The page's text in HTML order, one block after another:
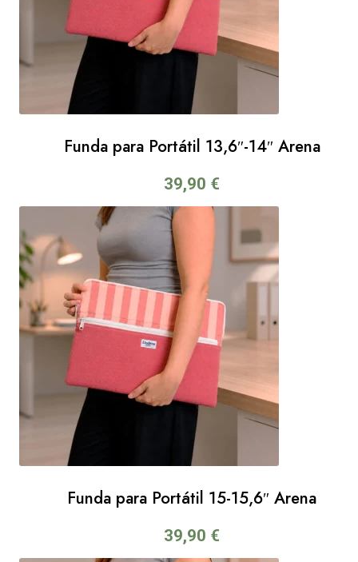
Funda para Portátil 13,6″-14″ Arena
39,90 €
Funda para Portátil 15-15,6″ Arena
39,90 €